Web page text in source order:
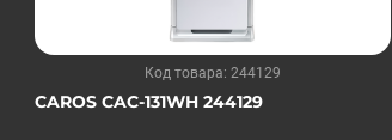
Код товара: 244129
CAROS CAC-131WH 244129